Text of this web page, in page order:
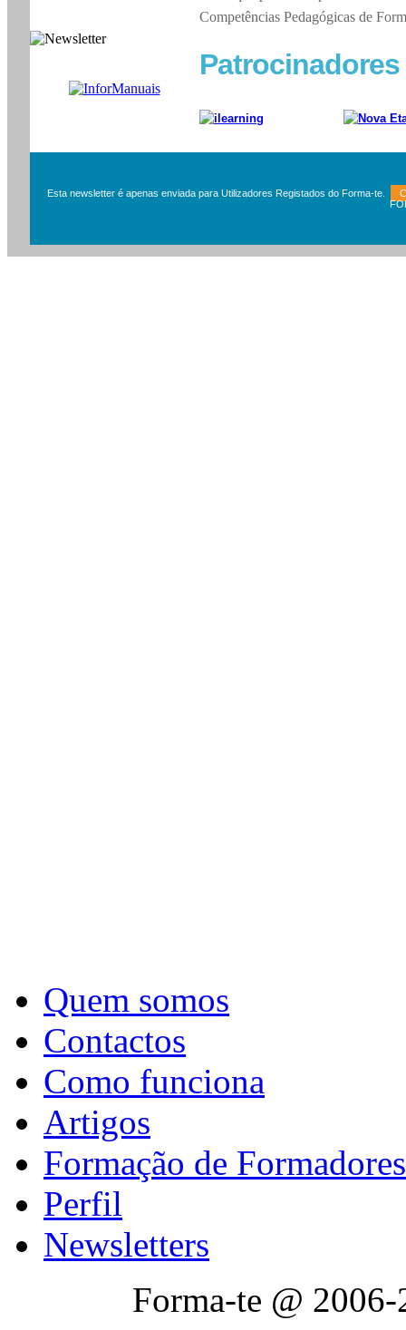
Competências Pedagógicas de
Esta newsletter é apenas enviada para Utilizadores Registados do Forma-te.
FORMA-TE
Quem somos
Contactos
Como funciona
Artigos
Formação de Formadores
Perfil
Newsletters
Forma-te @